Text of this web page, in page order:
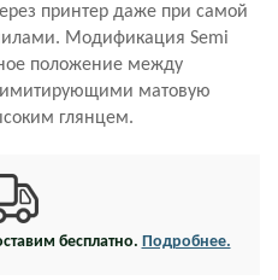
принтер даже при самой
Модификация Semi
положение между
матовую
глянцем.
бесплатно. Подробнее.